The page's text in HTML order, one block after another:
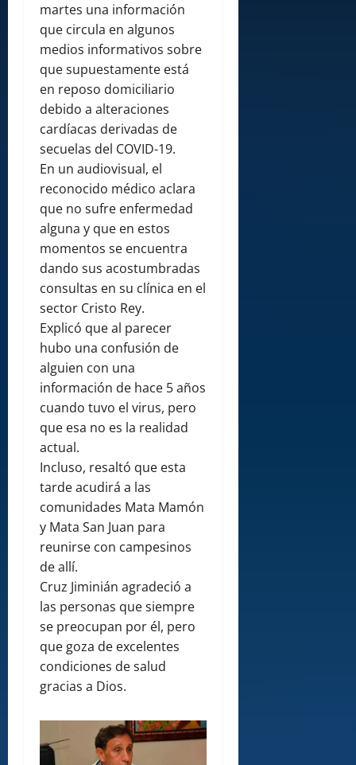
martes una información
que circula en algunos
medios informativos sobre
que supuestamente está
en reposo domiciliario
debido a alteraciones
cardíacas derivadas de
secuelas del COVID-19.
En un audiovisual, el
reconocido médico aclara
que no sufre enfermedad
alguna y que en estos
momentos se encuentra
dando sus acostumbradas
consultas en su clínica en el
sector Cristo Rey.
Explicó que al parecer
hubo una confusión de
alguien con una
información de hace 5 años
cuando tuvo el virus, pero
que esa no es la realidad
actual.
Incluso, resaltó que esta
tarde acudirá a las
comunidades Mata Mamón
y Mata San Juan para
reunirse con campesinos
de allí.
Cruz Jiminián agradeció a
las personas que siempre
se preocupan por él, pero
que goza de excelentes
condiciones de salud
gracias a Dios.